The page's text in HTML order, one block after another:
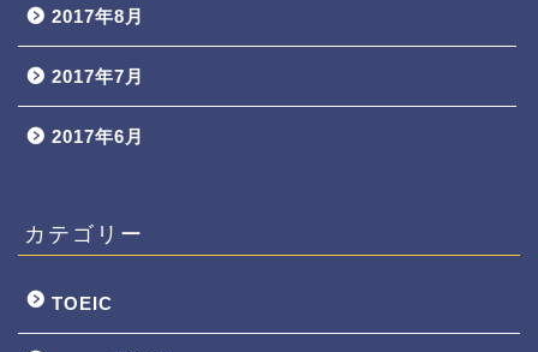
2017年8月
2017年7月
2017年6月
カテゴリー
TOEIC